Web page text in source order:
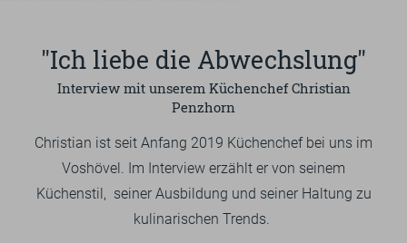
UMGEBUNG
GUTSCHEINE & SHOP
"Ich liebe die Abwechslung"
Interview mit unserem Küchenchef Christian
Penzhorn
Christian ist seit Anfang 2019 Küchenchef bei uns im
Voshövel. Im Interview erzählt er von seinem
Küchenstil, seiner Ausbildung und seiner Haltung zu
kulinarischen Trends.